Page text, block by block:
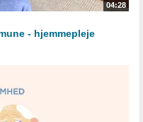
04:28
- hjemmepleje